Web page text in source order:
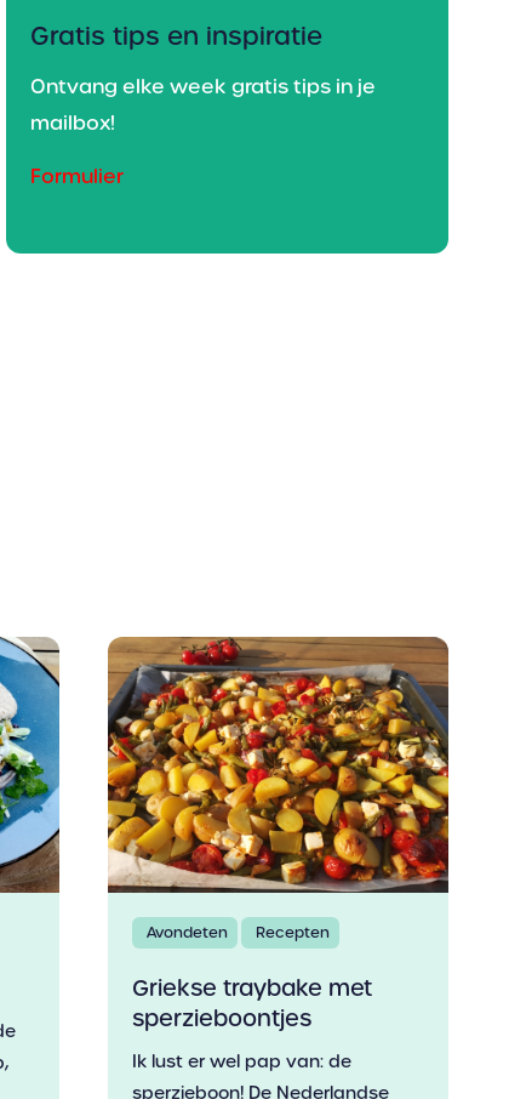
Gratis tips en inspiratie
Ontvang elke week gratis tips in je
mailbox!
Formulier
Avondeten Recepten
Griekse traybake met
sperzieboontjes
Ik lust er wel pap van: de
sperzieboon! De Nederlandse